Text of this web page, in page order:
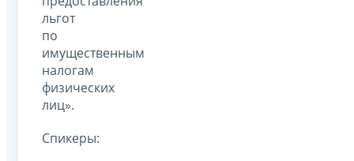
льгот
по
имущественным
налогам
физических
лиц».
Спикеры: